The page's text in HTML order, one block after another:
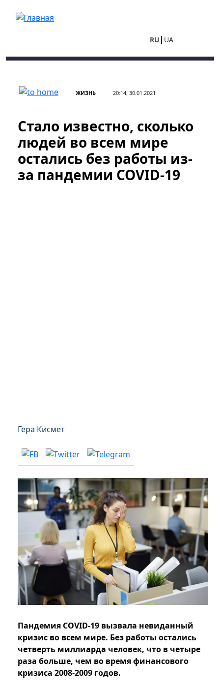
RU UA
ЖИЗНЬ 20:14, 30.01.2021
Стало известно, сколько
людей во всем мире
остались без работы из-
за пандемии COVID-19
Гера Кисмет
Пандемия COVID-19 вызвала невиданный
кризис во всем мире. Без работы остались
четверть миллиарда человек, что в четыре
раза больше, чем во время финансового
кризиса 2008-2009 годов.